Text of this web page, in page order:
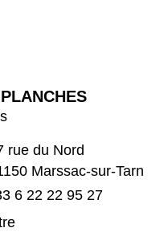
rue du Nord
Marssac-sur-Tarn
6 22 22 95 27